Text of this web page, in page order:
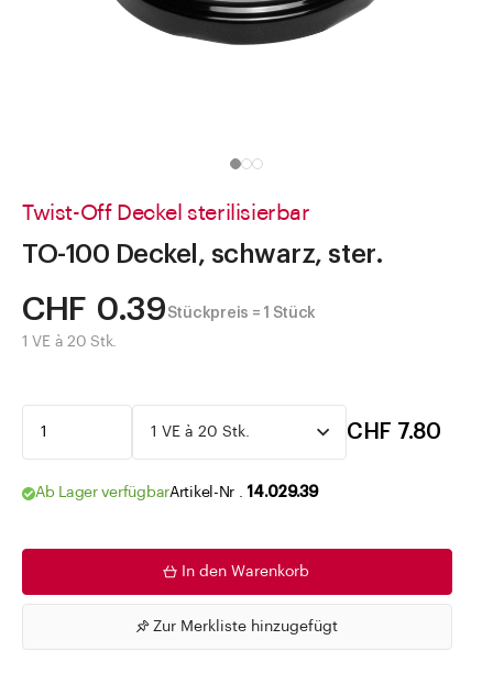
Twist-Off Deckel sterilisierbar
TO-100 Deckel, schwarz, ster.
CHF 0.39 Stückpreis = 1 Stück
1 VE à 20 Stk.
CHF 7.80
Ab Lager verfügbarArtikel-Nr . 14.029.39
In den Warenkorb
Zur Merkliste hinzugefügt